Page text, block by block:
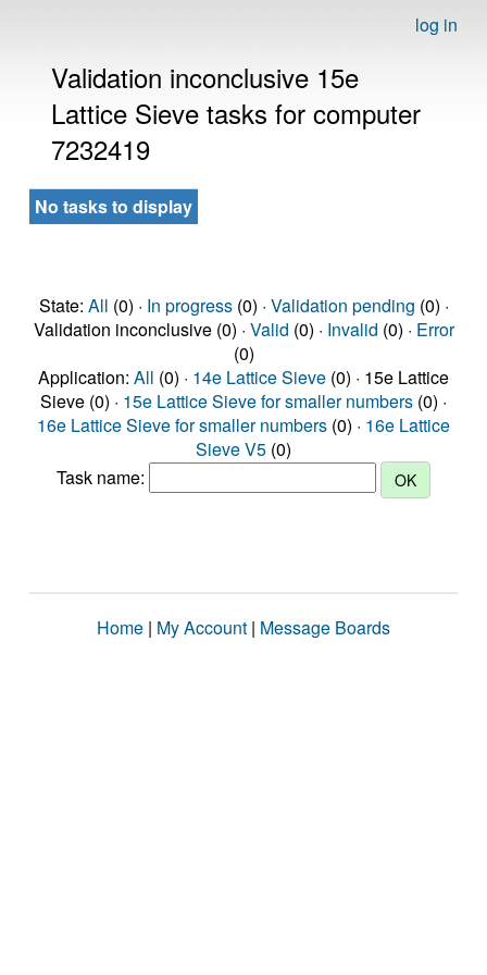
log in
Validation inconclusive 15e
Lattice Sieve tasks for computer
7232419
No tasks to display
State: All (0) · In progress(0) · Validation pending (0) ·
Validation inconclusive (0) · Valid (0) · Invalid (0) · Error
(0)
Application: All (0) · 14e Lattice Sieve (0) · 15e Lattice
Sieve (0) · 15e Lattice Sieve for smaller numbers (0) ·
16e Lattice Sieve for smaller numbers (0) · 16e Lattice
Sieve V5 (0)
Task name:
Home | My Account | Message Boards